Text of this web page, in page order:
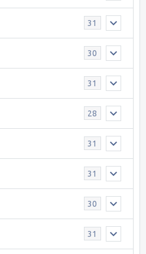
31
30
31
28
31
31
30
31